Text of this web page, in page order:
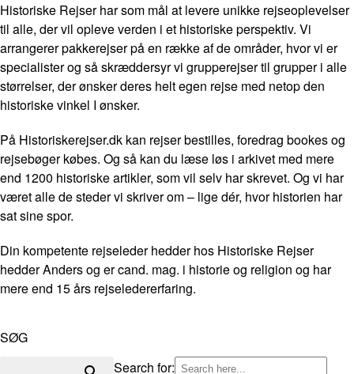
Historiske Rejser har som mål at levere unikke rejseoplevelser
til alle, der vil opleve verden i et historiske perspektiv. Vi
arrangerer pakkerejser på en række af de områder, hvor vi er
specialister og så skræddersyr vi grupperejser til grupper i alle
størrelser, der ønsker deres helt egen rejse med netop den
historiske vinkel I ønsker.
På Historiskerejser.dk kan rejser bestilles, foredrag bookes og
rejsebøger købes. Og så kan du læse løs i arkivet med mere
end 1200 historiske artikler, som vil selv har skrevet. Og vi har
været alle de steder vi skriver om – lige dér, hvor historien har
sat sine spor.
Din kompetente rejseleder hedder hos Historiske Rejser
hedder Anders og er cand. mag. i historie og religion og har
mere end 15 års rejseledererfaring.
SØG
Search for: